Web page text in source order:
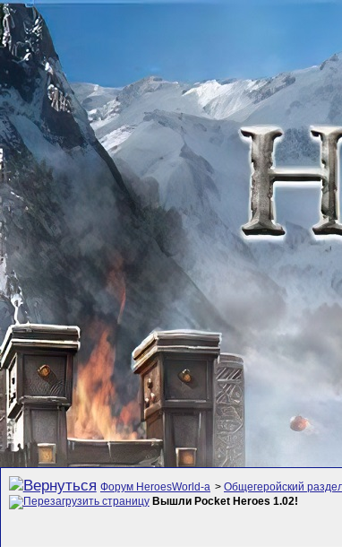
Форум HeroesWorld-а > Общегеройский
Вышли Pocket Heroes 1.02!